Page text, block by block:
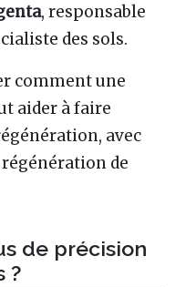
, responsable
des sols.
comment une
aider à faire
avec
régénération de
de précision
?